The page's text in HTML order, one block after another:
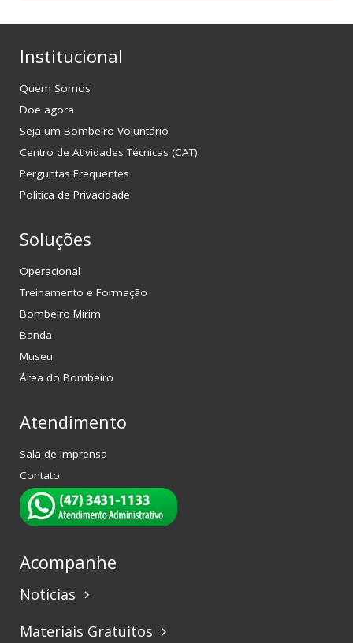
Institucional
Quem Somos
Doe agora
Seja um Bombeiro Voluntário
Centro de Atividades Técnicas (CAT)
Perguntas Frequentes
Política de Privacidade
Soluções
Operacional
Treinamento e Formação
Bombeiro Mirim
Banda
Museu
Área do Bombeiro
Atendimento
Sala de Imprensa
Contato
Acompanhe
Notícias keyboard_arrow_right
Materiais Gratuitos keyboard_arrow_right